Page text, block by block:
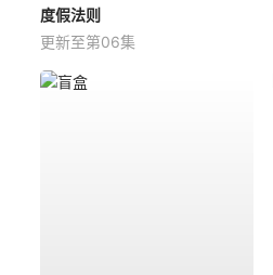
度假法则
更新至第06集